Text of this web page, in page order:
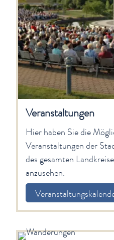
Veranstaltungen
Hier haben Sie die
Veranstaltungen der
des gesamten
anzusehen.
Natur erleben
Auf abwechlungsreichen
Wanderbegeisterte die
des Oberen Maintals